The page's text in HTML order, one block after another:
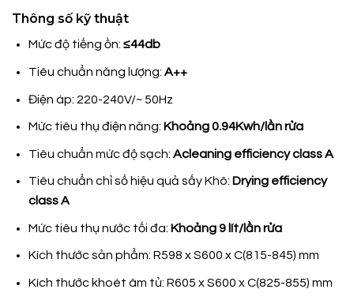
Thông số kỹ thuật
Mức độ tiếng ồn: ≤44db
Tiêu chuẩn năng lượng: A++
Điện áp: 220-240V/~ 50Hz
Mức tiêu thụ điện năng: Khoảng 0.94Kwh/lần rửa
Tiêu chuẩn mức độ sạch: Acleaning efficiency class A
Tiêu chuẩn chỉ số hiệu quả sấy Khô: Drying efficiency
class A
Mức tiêu thụ nước tối đa: Khoảng 9 lít/lần rửa
Kích thước sản phẩm: R598 x S600 x C(815-845) mm
Kích thước khoét âm tủ: R605 x S600 x C(825-855) mm